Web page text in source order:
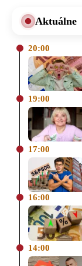
Aktuálne
20:00
19:00
17:00
16:00
14:00